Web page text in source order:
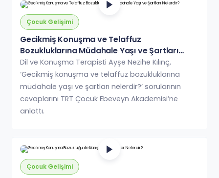
Çocuk Gelişimi
Gecikmiş Konuşma ve Telaffuz
Bozukluklarına Müdahale Yaşı ve Şartları
Nelerdir?
Dil ve Konuşma Terapisti Ayşe Nezihe Kılınç,
‘Gecikmiş konuşma ve telaffuz bozukluklarına
müdahale yaşı ve şartları nelerdir?’ sorularının
cevaplarını TRT Çocuk Ebeveyn Akademisi’ne
anlattı.
Çocuk Gelişimi